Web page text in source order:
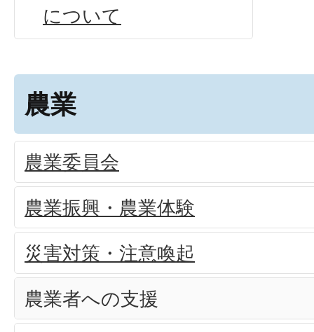
について
農業
農業委員会
農業振興・農業体験
災害対策・注意喚起
農業者への支援